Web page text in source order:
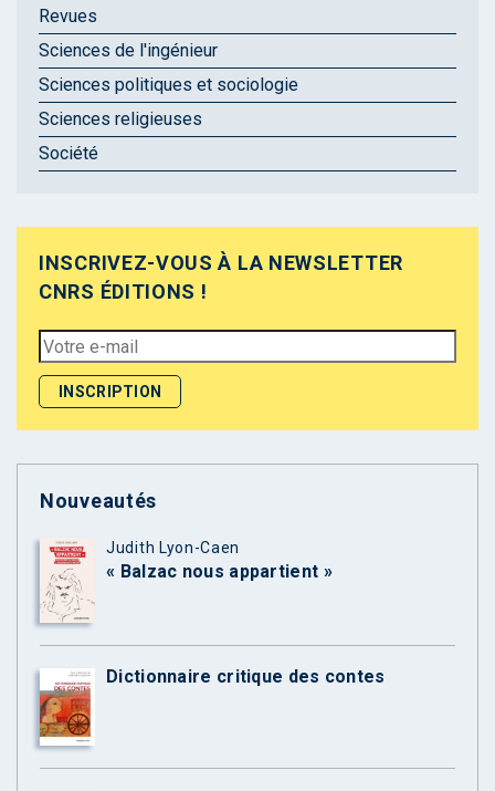
Revues
Sciences de l'ingénieur
Sciences politiques et sociologie
Sciences religieuses
Société
INSCRIVEZ-VOUS À LA NEWSLETTER
CNRS ÉDITIONS !
Nouveautés
Judith Lyon-Caen
« Balzac nous appartient »
Dictionnaire critique des contes